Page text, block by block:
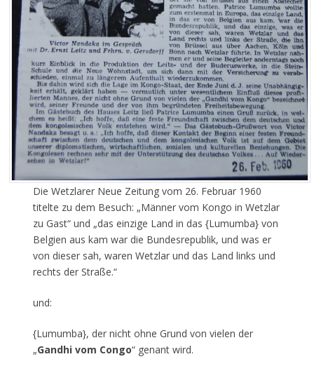
Die Wetzlarer Neue Zeitung vom 26. Februar 1960
titelte zu dem Besuch: „Männer vom Kongo in Wetzlar
zu Gast“ und „das einzige Land in das {Lumumba} von
Belgien aus kam war die Bundesrepublik, und was er
von dieser sah, waren Wetzlar und das Land links und
rechts der Straße.“
und:
{Lumumba}, der nicht ohne Grund von vielen der
„Gandhi vom Congo“ genant wird.